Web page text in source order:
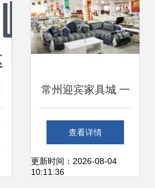
常州迎宾家具城 一
站式家居饰品购物
体验，尊享服务热
查看详情
更新时间：2026-08-04
10:11:36